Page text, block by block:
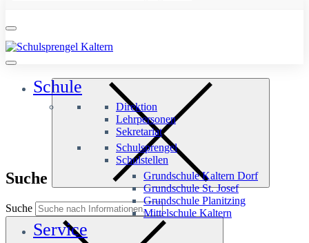
Schule
Direktion
Lehrpersonen
Sekretariat
Schulsprengel
Schulstellen
Grundschule Kaltern Dorf
Grundschule St. Josef
Grundschule Planitzing
Mittelschule Kaltern
Service
Suche
Suche